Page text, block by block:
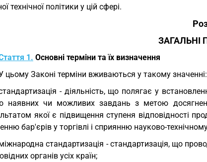
технічної політики у цій сфері.
ЗАГАЛЬНІ
1. Основні терміни та їх визначення
цьому Законі терміни вживаються у такому значенні:
- діяльність, що полягає у
наявних чи можливих завдань з метою
якої є підвищення ступеня відповідності
бар'єрів у торгівлі і сприянню науково-
стандартизація - стандартизація, що
органів усіх країн;